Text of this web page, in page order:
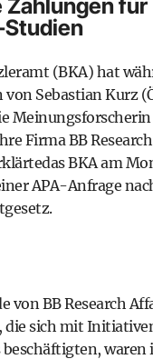
Zahlungen für
(BKA) hat
Sebastian Kurz
Meinungsforscherin
Firma BB
BKA am
APA-Anfrage
von BB Research
sich mit
waren